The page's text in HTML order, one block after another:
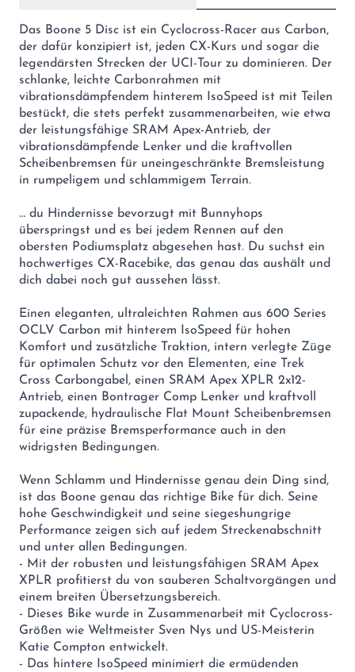
Das Boone 5 Disc ist ein Cyclocross-Racer aus Carbon,
der dafür konzipiert ist, jeden CX-Kurs und sogar die
legendärsten Strecken der UCI-Tour zu dominieren. Der
schlanke, leichte Carbonrahmen mit
vibrationsdämpfendem hinterem IsoSpeed ist mit Teilen
bestückt, die stets perfekt zusammenarbeiten, wie etwa
der leistungsfähige SRAM Apex-Antrieb, der
vibrationsdämpfende Lenker und die kraftvollen
Scheibenbremsen für uneingeschränkte Bremsleistung
in rumpeligem und schlammigem Terrain.
… du Hindernisse bevorzugt mit Bunnyhops
überspringst und es bei jedem Rennen auf den
obersten Podiumsplatz abgesehen hast. Du suchst ein
hochwertiges CX-Racebike, das genau das aushält und
dich dabei noch gut aussehen lässt.
Einen eleganten, ultraleichten Rahmen aus 600 Series
OCLV Carbon mit hinterem IsoSpeed für hohen
Komfort und zusätzliche Traktion, intern verlegte Züge
für optimalen Schutz vor den Elementen, eine Trek
Cross Carbongabel, einen SRAM Apex XPLR 2x12-
Antrieb, einen Bontrager Comp Lenker und kraftvoll
zupackende, hydraulische Flat Mount Scheibenbremsen
für eine präzise Bremsperformance auch in den
widrigsten Bedingungen.
Wenn Schlamm und Hindernisse genau dein Ding sind,
ist das Boone genau das richtige Bike für dich. Seine
hohe Geschwindigkeit und seine siegeshungrige
Performance zeigen sich auf jedem Streckenabschnitt
und unter allen Bedingungen.
- Mit der robusten und leistungsfähigen SRAM Apex
XPLR profitierst du von sauberen Schaltvorgängen und
einem breiten Übersetzungsbereich.
- Dieses Bike wurde in Zusammenarbeit mit Cyclocross-
Größen wie Weltmeister Sven Nys und US-Meisterin
Katie Compton entwickelt.
- Das hintere IsoSpeed minimiert die ermüdenden